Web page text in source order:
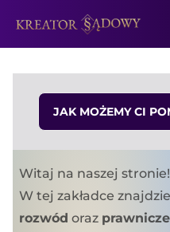
JAK MOŻEMY CI
Witaj na naszej stronie!
W tej zakładce
rozwód oraz